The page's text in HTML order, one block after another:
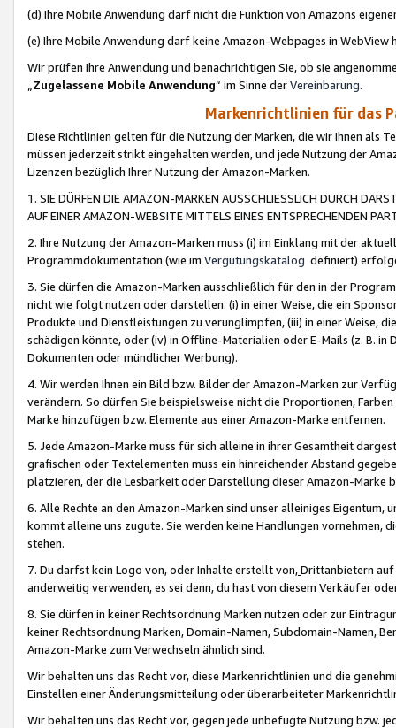
(d) Ihre Mobile Anwendung darf nicht die Funktion von Amazons
(e) Ihre Mobile Anwendung darf keine Amazon-Webpages in WebView
Wir prüfen Ihre Anwendung und benachrichtigen Sie, ob sie
„Zugelassene Mobile Anwendung“ im Sinne derVereinbarung.
Markenrichtlinien für das
Diese Richtlinien gelten für die Nutzung der Marken, die wir Ihnen als
müssen jederzeit strikt eingehalten werden, und jede Nutzung der
Lizenzen bezüglich Ihrer Nutzung der Amazon-Marken.
1. SIE DÜRFEN DIE AMAZON-MARKEN AUSSCHLIESSLICH DURCH
AUF EINER AMAZON-WEBSITE MITTELS EINES ENTSPRECHENDEN
2. Ihre Nutzung der Amazon-Marken muss (i) im Einklang mit der
Programmdokumentation (wie im Vergütungskatalog definiert)
3. Sie dürfen die Amazon-Marken ausschließlich für den in der
nicht wie folgt nutzen oder darstellen: (i) in einer Weise, die ein
Produkte und Dienstleistungen zu verunglimpfen, (iii) in einer Weise,
schädigen könnte, oder (iv) in Offline-Materialien oder E-Mails (z. B. in
Dokumenten oder mündlicher Werbung).
4. Wir werden Ihnen ein Bild bzw. Bilder der Amazon-Marken zur
verändern. So dürfen Sie beispielsweise nicht die Proportionen,
Marke hinzufügen bzw. Elemente aus einer Amazon-Marke entfernen.
5. Jede Amazon-Marke muss für sich alleine in ihrer Gesamtheit
grafischen oder Textelementen muss ein hinreichender Abstand
platzieren, der die Lesbarkeit oder Darstellung dieser Amazon-Marke
6. Alle Rechte an den Amazon-Marken sind unser alleiniges
kommt alleine uns zugute. Sie werden keine Handlungen vornehmen,
stehen.
7. Du darfst kein Logo von, oder Inhalte erstellt von,Drittanbietern auf
anderweitig verwenden, es sei denn, du hast von diesem Verkäufer
8. Sie dürfen in keiner Rechtsordnung Marken nutzen oder zur
keiner Rechtsordnung Marken, Domain-Namen, Subdomain-Namen,
Amazon-Marke zum Verwechseln ähnlich sind.
Wir behalten uns das Recht vor, diese Markenrichtlinien und die
Einstellen einer Änderungsmitteilung oder überarbeiteter
Wir behalten uns das Recht vor, gegen jede unbefugte Nutzung bzw.